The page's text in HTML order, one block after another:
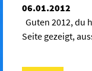
06.01.2012
Guten 2012, du
Seite gezeigt,